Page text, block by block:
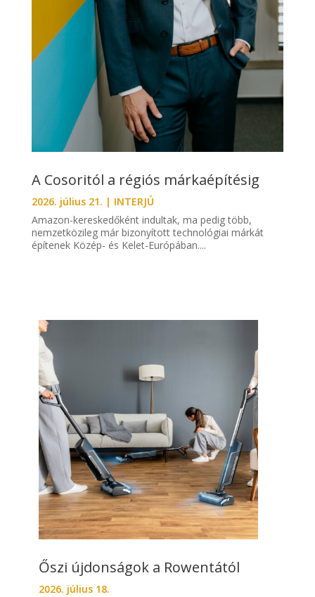
A Cosoritól a régiós márkaépítésig
2026. július 21. | INTERJÚ
Amazon-kereskedőként indultak, ma pedig több,
nemzetközileg már bizonyított technológiai márkát
építenek Közép- és Kelet-Európában....
Őszi újdonságok a Rowentától
2026. július 18.